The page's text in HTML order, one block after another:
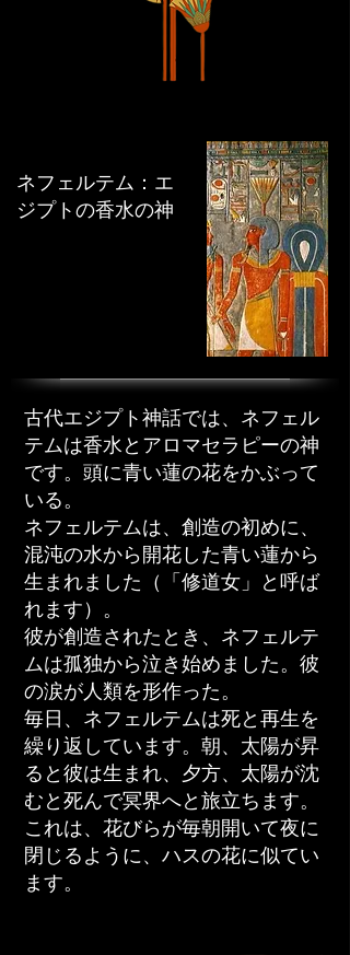
ネフェルテム：エ
ジプトの香水の神
古代エジプト神話では、ネフェル
テムは香水とアロマセラピーの神
です。頭に青い蓮の花をかぶって
いる。
ネフェルテムは、創造の初めに、
混沌の水から開花した青い蓮から
生まれました（「修道女」と呼ば
れます）。
彼が創造されたとき、ネフェルテ
ムは孤独から泣き始めました。彼
の涙が人類を形作った。
毎日、ネフェルテムは死と再生を
繰り返しています。朝、太陽が昇
ると彼は生まれ、夕方、太陽が沈
むと死んで冥界へと旅立ちます。
これは、花びらが毎朝開いて夜に
閉じるように、ハスの花に似てい
ます。